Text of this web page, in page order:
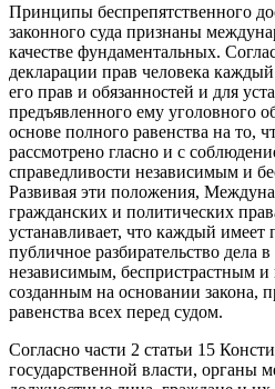
Принципы беспрепятственного
законного суда признаны
качестве фундаментальных.
декларации прав человека
его прав и обязанностей и для
предъявленного ему уголовного
основе полного равенства на то,
рассмотрено гласно и с
справедливости независимым и
Развивая эти положения,
гражданских и политических
устанавливает, что каждый имеет
публичное разбирательство дела
независимым, беспристрастным
созданным на основании закона,
равенства всех перед судом.
Согласно части 2 статьи 15
государственной власти, органы